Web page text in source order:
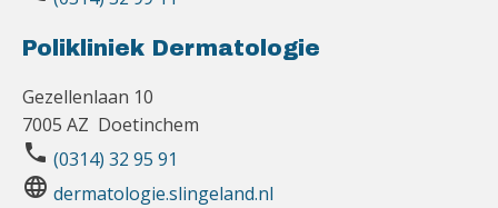
Polikliniek Dermatologie
Gezellenlaan 10
7005 AZ Doetinchem
phone (0314) 32 95 91
language dermatologie.slingeland.nl